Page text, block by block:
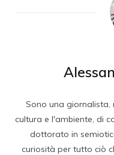
Sono una
cultura e l'ambiente, di
dottorato in
curiosità per tutto ciò